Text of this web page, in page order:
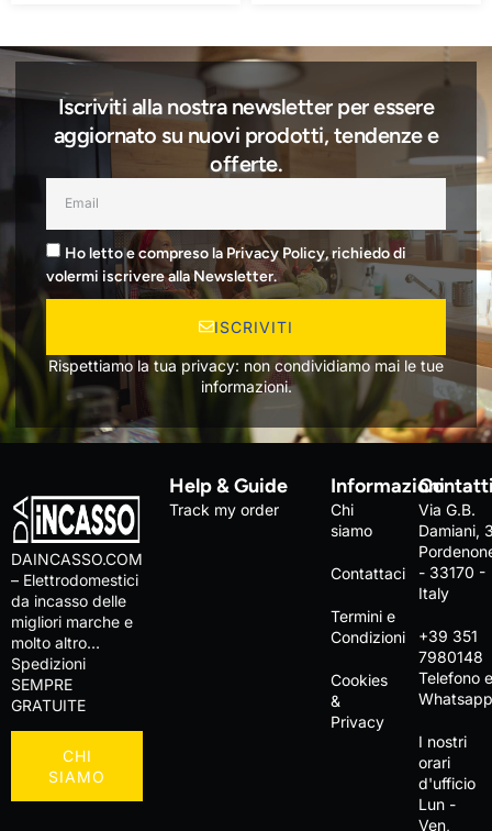
Iscriviti alla nostra newsletter per essere
aggiornato su nuovi prodotti, tendenze e
offerte.
Ho letto e compreso la Privacy Policy, richiedo di
volermi iscrivere alla Newsletter.
ISCRIVITI
Rispettiamo la tua privacy: non condividiamo mai le tue
informazioni.
DAINCASSO.COM
– Elettrodomestici
da incasso delle
migliori marche e
molto altro…
Spedizioni
SEMPRE
GRATUITE
CHI
SIAMO
Help & Guide
Track my order
Informazioni
Chi
siamo
Contattaci
Termini e
Condizioni
Cookies
&
Privacy
Via G.B.
Damiani,
- 33170 -
Italy
+39 351
7980148
Telefono
I nostri
orari
d'ufficio
Lun -
Ven,